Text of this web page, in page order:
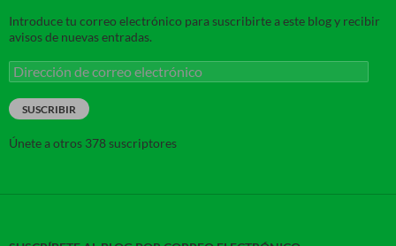
Introduce tu correo electrónico para suscribirte a este blog y recibir
avisos de nuevas entradas.
Dirección
de
correo
electrónico
SUSCRIBIR
Únete a otros 378 suscriptores